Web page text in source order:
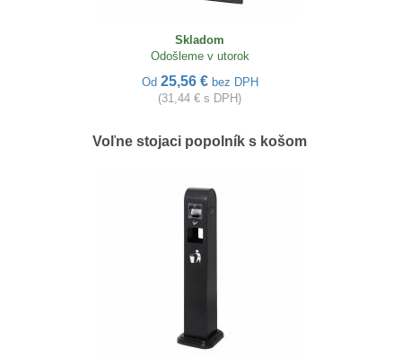
Skladom
Odošleme v utorok
Od 25,56 € bez DPH
(31,44 € s DPH)
Voľne stojaci popolník s košom